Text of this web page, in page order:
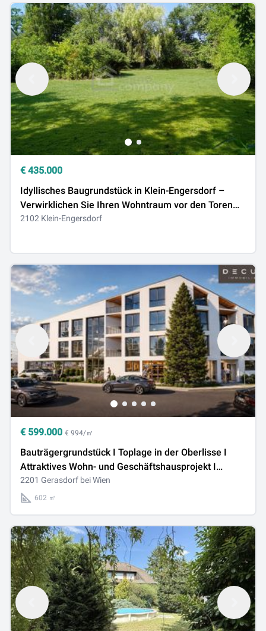
€ 435.000
Idyllisches Baugrundstück in Klein-Engersdorf –
Verwirklichen Sie Ihren Wohntraum vor den Toren
Wiens
2102 Klein-Engersdorf
€ 599.000 € 994/㎡
Bauträgergrundstück I Toplage in der Oberlisse I
Attraktives Wohn- und Geschäftshausprojekt I
602,5m² Netto-Wohnfläche I 2 Minuten von Wien
entfernt
2201 Gerasdorf bei Wien
602 ㎡